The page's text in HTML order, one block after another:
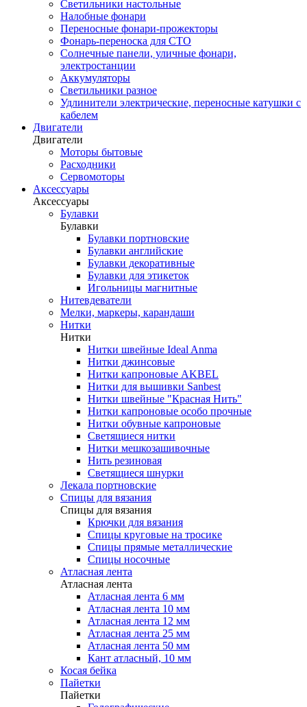
Светильники настольные
Налобные фонари
Переносные фонари-прожекторы
Фонарь-переноска для СТО
Солнечные панели, уличные фонари,
электростанции
Аккумуляторы
Светильники разное
Удлинители электрические, переносные катушки с
кабелем
Двигатели
Двигатели
Моторы бытовые
Расходники
Сервомоторы
Аксессуары
Аксессуары
Булавки
Булавки
Булавки портновские
Булавки английские
Булавки декоративные
Булавки для этикеток
Игольницы магнитные
Нитевдеватели
Мелки, маркеры, карандаши
Нитки
Нитки
Нитки швейные Ideal Anma
Нитки джинсовые
Нитки капроновые AKBEL
Нитки для вышивки Sanbest
Нитки швейные "Красная Нить"
Нитки капроновые особо прочные
Нитки обувные капроновые
Светящиеся нитки
Нитки мешкозашивочные
Нить резиновая
Светящиеся шнурки
Лекала портновские
Спицы для вязания
Спицы для вязания
Крючки для вязания
Спицы круговые на тросике
Спицы прямые металлические
Спицы носочные
Атласная лента
Атласная лента
Атласная лента 6 мм
Атласная лента 10 мм
Атласная лента 12 мм
Атласная лента 25 мм
Атласная лента 50 мм
Кант атласный, 10 мм
Косая бейка
Пайетки
Пайетки